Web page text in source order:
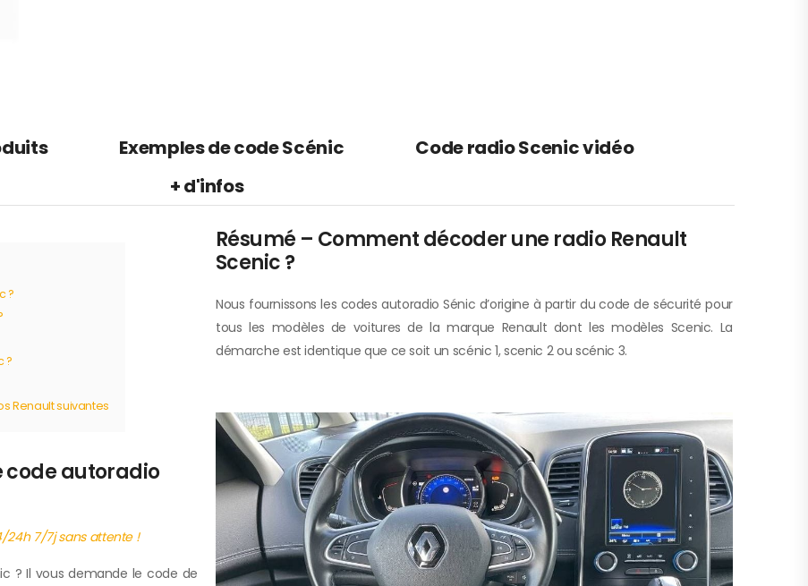
Exemples de code Scénic
Code radio Scenic vidéo
+ d'infos
?
?
Renault suivantes
code autoradio
24h 7/7j sans attente !
? Il vous demande le code de
Résumé – Comment décoder une radio Renault
Scenic ?
Nous fournissons les codes autoradio Sénic d’origine à partir du code de sécurité pour
tous les modèles de voitures de la marque Renault dont les modèles Scenic. La
démarche est identique que ce soit un scénic 1, scenic 2 ou scénic 3.